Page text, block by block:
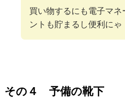
買い物するにも電子マネ
ントも貯まるし便利にゃ
その４ 予備の靴下